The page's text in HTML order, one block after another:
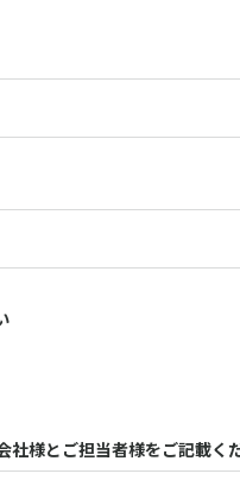
社様とご担当者様をご記載く